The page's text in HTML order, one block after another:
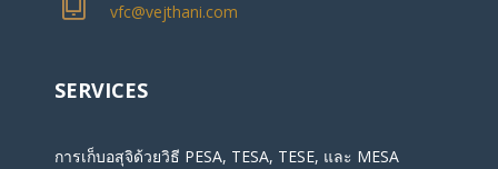
vfc@vejthani.com
SERVICES
การเก็บอสุจิด้วยวิธี PESA, TESA, TESE, และ MESA